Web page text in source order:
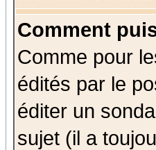
Comment
Comme pour
édités par le
éditer un
sujet (il a